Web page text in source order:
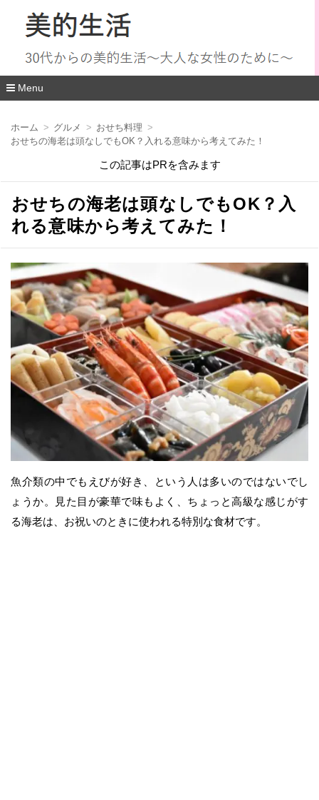
Menu
移
ホーム グルメ
おせち料理
おせちの海老は頭なしでもOK？入れる意味から考えてみた！
この記事はPRを含みます
おせちの海老は頭なしでもOK？入
れる意味から考えてみた！
魚介類の中でもえびが好き、という人は多いのではないでし
ょうか。見た目が豪華で味もよく、ちょっと高級な感じがす
る海老は、お祝いのときに使われる特別な食材です。